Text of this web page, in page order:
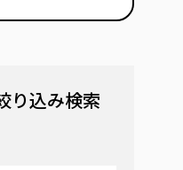
り込み検索